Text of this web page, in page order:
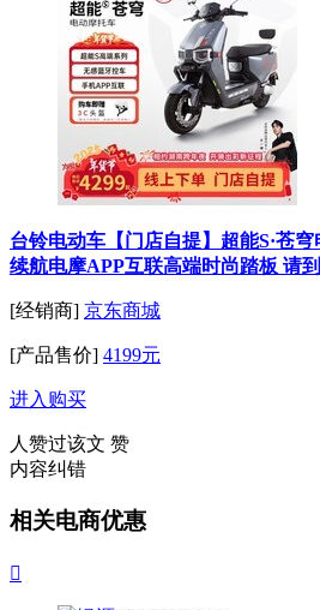
台铃电动车【门店自提】超能S·苍
续航电摩APP互联高端时尚踏板 请
[经销商] 京东商城
[产品售价] 4199元
进入购买
人赞过该文 赞
内容纠错
相关电商优惠
